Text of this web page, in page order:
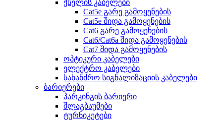
ქსელის კაბელები
Cat5e გარე გამოყენების
Cat5e შიდა გამოყენების
Cat6 გარე გამოყენების
Cat6/Cat6a შიდა გამოყენების
Cat7 შიდა გამოყენების
ოპტიკური კაბელები
ელექტრო კაბელები
სახანძრო სიგნალიზაციის კაბელები
ბარიერები
პარკინგის ბარიერი
შლაგბაუმები
ტურნიკეტები